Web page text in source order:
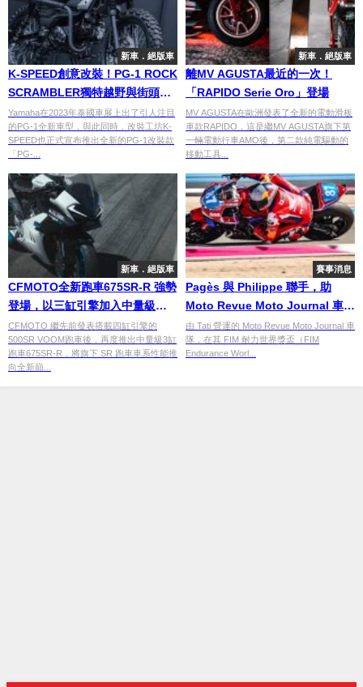
新車．絕版車
K-SPEED創意改裝！PG-1 ROCK
SCRAMBLER獨特越野與街頭風
格的融合
Yamaha在2023年泰國車展上出了引人注目
的PG-1全新車型，與此同時，改裝工坊K-
SPEED也正式宣布推出全新的PG-1改裝款
「PG-...
新車．絕版車
離MV AGUSTA最近的一次！
「RAPIDO Serie Oro」登場
MV AGUSTA在歐洲發表了全新的電動滑板
車款RAPIDO，這是繼MV AGUSTA旗下第
一輛電動行車AMO後，第二款純電驅動的
移動工具...
新車．絕版車
CFMOTO全新跑車675SR-R 強勢
登場，以三缸引擎加入中量級跑
車戰局
CFMOTO 繼先前發表搭載四缸引擎的
500SR VOOM跑車後，再度推出中量級3缸
跑車675SR-R，將旗下 SR 跑車車系性能推
向全新巔...
賽事消息
Pagès 與 Philippe 聯手，助
Moto Revue Moto Journal 車隊
在 EWC Production 組別拔得頭
籌
由 Tati 營運的 Moto Revue Moto Journal 車
隊，在其 FIM 耐力世界獎盃（FIM
Endurance Worl...